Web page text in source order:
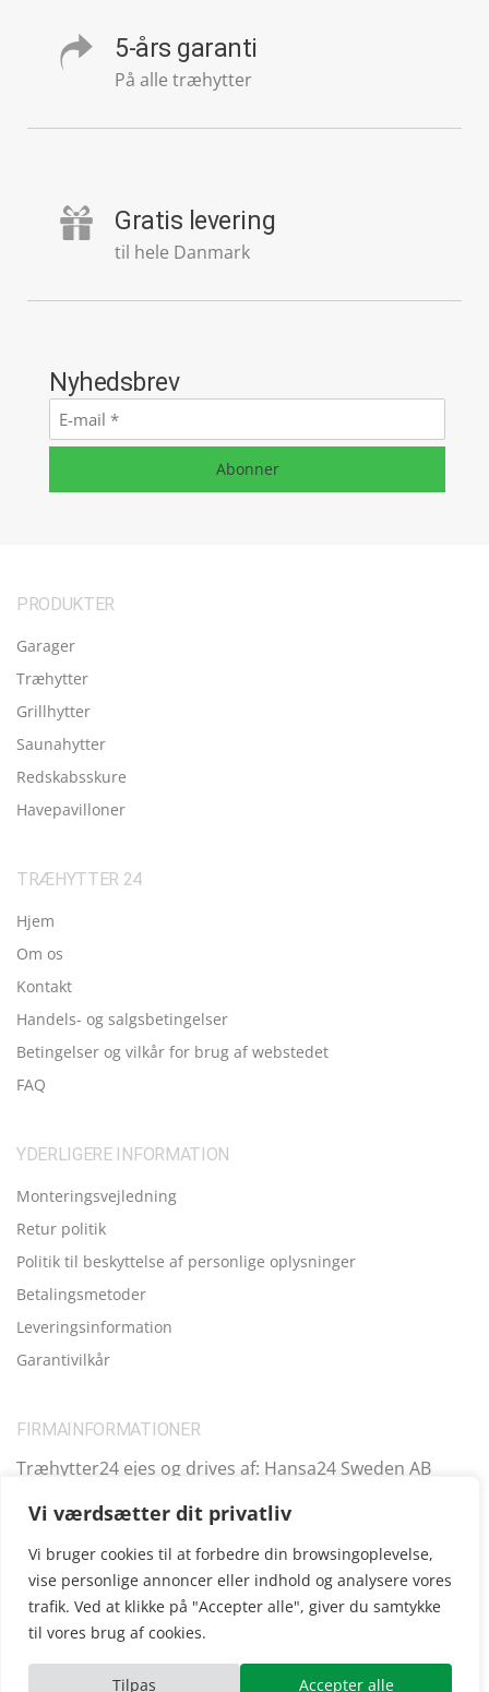
Vi værdsætter dit privatliv
Vi bruger cookies til at forbedre din browsingoplevelse,
vise personlige annoncer eller indhold og analysere vores
trafik. Ved at klikke på "Accepter alle", giver du samtykke
til vores brug af cookies.
Tilpas Accepter alle
5-års garanti
På alle træhytter
Gratis levering
til hele Danmark
Nyhedsbrev
E-
mail*
Abonner
PRODUKTER
Garager
Træhytter
Grillhytter
Saunahytter
Redskabsskure
Havepavilloner
TRÆHYTTER 24
Hjem
Om os
Kontakt
Handels- og salgsbetingelser
Betingelser og vilkår for brug af webstedet
FAQ
YDERLIGERE INFORMATION
Monteringsvejledning
Retur politik
Politik til beskyttelse af personlige oplysninger
Betalingsmetoder
Leveringsinformation
Garantivilkår
FIRMAINFORMATIONER
Træhytter24 ejes og drives af: Hansa24 Sweden AB
Kungsbro Strand 29, 112 26 Stockholm, Sverige.
Copyright © 2025Træhytter24, vi opererer også i følgende
andre lande: SE|FI|